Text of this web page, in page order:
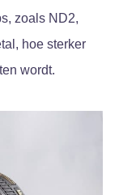
zoals ND2,
hoe sterker
wordt.